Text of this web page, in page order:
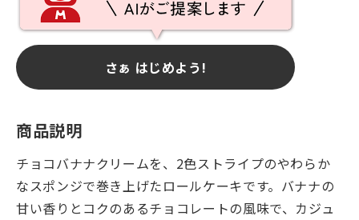
さぁ はじめよう!
商品説明
チョコバナナクリームを、2色ストライプのやわらか
なスポンジで巻き上げたロールケーキです。バナナの
甘い香りとコクのあるチョコレートの風味で、カジュ